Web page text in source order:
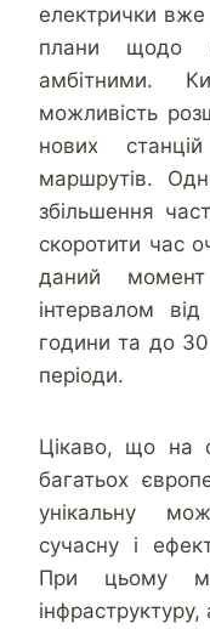
електрички
плани щодо
амбітними.
можливість
нових
маршрутів.
збільшення
скоротити час
даний
інтервалом
години та до
періоди.
Цікаво, що на
багатьох
унікальну
сучасну і
При цьому